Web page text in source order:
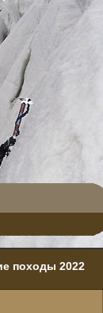
походы 2022